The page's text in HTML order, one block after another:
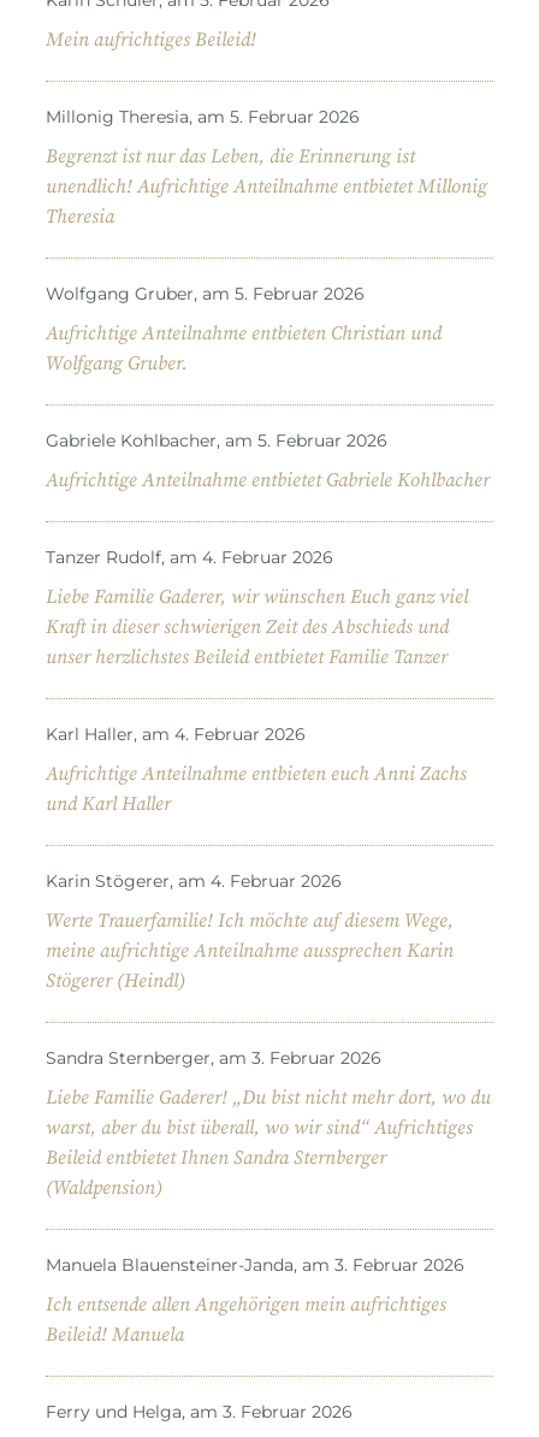
Mein aufrichtiges Beileid!
Millonig Theresia, am 5. Februar 2026
Begrenzt ist nur das Leben, die Erinnerung ist
unendlich! Aufrichtige Anteilnahme entbietet Millonig
Theresia
Wolfgang Gruber, am 5. Februar 2026
Aufrichtige Anteilnahme entbieten Christian und
Wolfgang Gruber.
Gabriele Kohlbacher, am 5. Februar 2026
Aufrichtige Anteilnahme entbietet Gabriele Kohlbacher
Tanzer Rudolf, am 4. Februar 2026
Liebe Familie Gaderer, wir wünschen Euch ganz viel
Kraft in dieser schwierigen Zeit des Abschieds und
unser herzlichstes Beileid entbietet Familie Tanzer
Karl Haller, am 4. Februar 2026
Aufrichtige Anteilnahme entbieten euch Anni Zachs
und Karl Haller
Karin Stögerer, am 4. Februar 2026
Werte Trauerfamilie! Ich möchte auf diesem Wege,
meine aufrichtige Anteilnahme aussprechen Karin
Stögerer (Heindl)
Sandra Sternberger, am 3. Februar 2026
Liebe Familie Gaderer! „Du bist nicht mehr dort, wo du
warst, aber du bist überall, wo wir sind“ Aufrichtiges
Beileid entbietet Ihnen Sandra Sternberger
(Waldpension)
Manuela Blauensteiner-Janda, am 3. Februar 2026
Ich entsende allen Angehörigen mein aufrichtiges
Beileid! Manuela
Ferry und Helga, am 3. Februar 2026